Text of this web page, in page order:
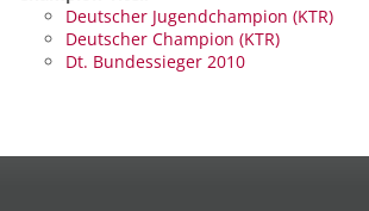
Deutscher Jugendchampion (KTR)
Deutscher Champion (KTR)
Dt. Bundessieger 2010